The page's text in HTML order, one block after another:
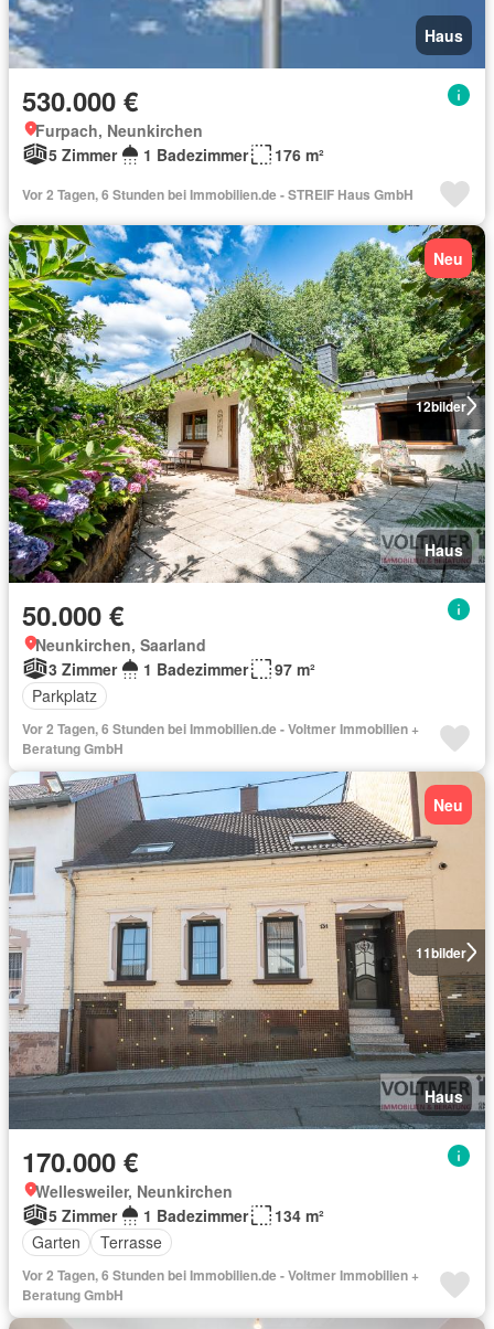
Haus
530.000 €
Furpach, Neunkirchen
5 Zimmer
1 Badezimmer 176 m²
Vor 2 Tagen, 6 Stunden bei Immobilien.de - STREIF Haus GmbH
12bilder
Neu
Haus
50.000 €
Neunkirchen, Saarland
3 Zimmer
1 Badezimmer
97 m²
Parkplatz
Vor 2 Tagen, 6 Stunden bei Immobilien.de - Voltmer Immobilien +
Beratung GmbH
11bilder
Neu
Haus
170.000 €
Wellesweiler, Neunkirchen
5 Zimmer
1 Badezimmer
134 m²
Garten
Terrasse
Vor 2 Tagen, 6 Stunden bei Immobilien.de - Voltmer Immobilien +
Beratung GmbH